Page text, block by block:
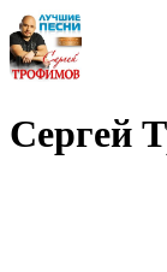
Сергей